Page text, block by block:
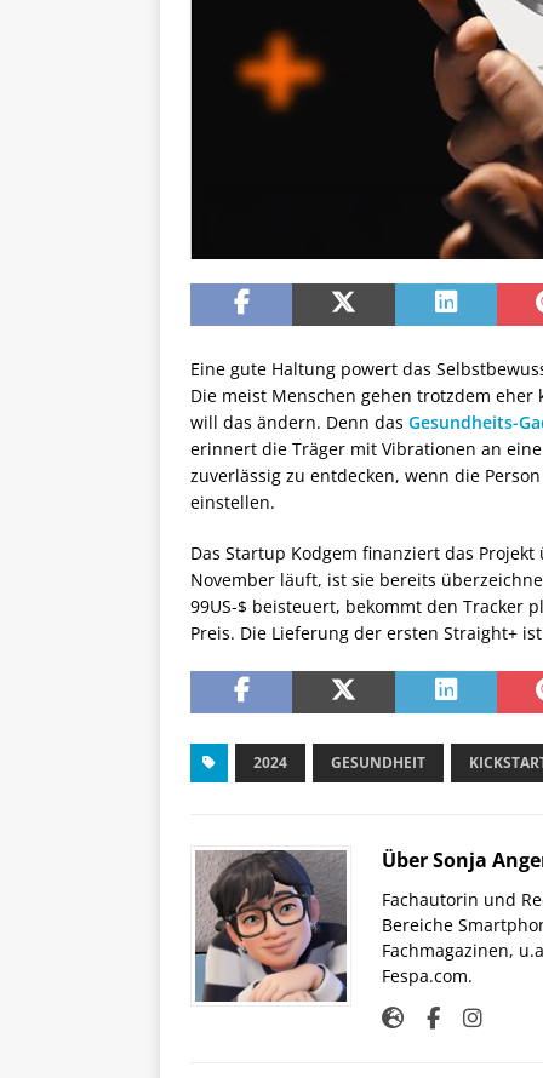
Eine gute Haltung powert das
Die meist Menschen gehen trotzdem
will das ändern. Denn das Gesundheits-
erinnert die Träger mit Vibrationen an
zuverlässig zu entdecken, wenn die
einstellen.
Das Startup Kodgem finanziert das Projekt
November läuft, ist sie bereits
99US-$ beisteuert, bekommt den Tracker
Preis. Die Lieferung der ersten Straight+
2024 GESUNDHEIT
Über Sonja
Fachautorin und
Bereiche
Fachmagazinen,
Fespa.com.